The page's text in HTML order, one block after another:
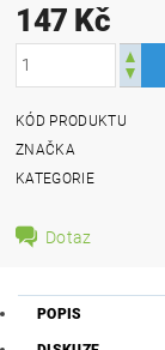
147 Kč
KÓD PRODUKTU
ZNAČKA
KATEGORIE
Dotaz
POPIS